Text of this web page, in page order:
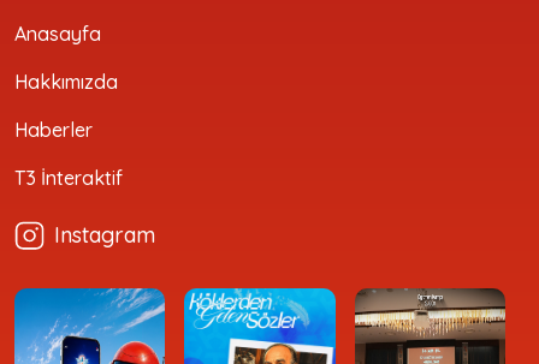
Anasayfa
Hakkımızda
Haberler
T3 İnteraktif
Instagram